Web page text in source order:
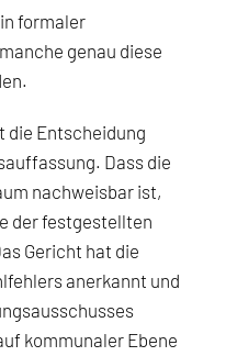
formaler
genau diese
die Entscheidung
Dass die
nachweisbar ist,
der festgestellten
Gericht hat die
anerkannt und
kommunaler Ebene